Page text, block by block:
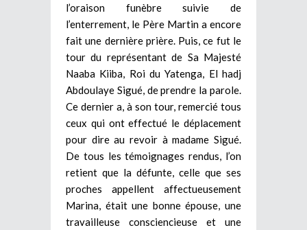
l’oraison funèbre suivie de
l’enterrement, le Père Martin a encore
fait une dernière prière. Puis, ce fut le
tour du représentant de Sa Majesté
Naaba Kiiba, Roi du Yatenga, El hadj
Abdoulaye Sigué, de prendre la parole.
Ce dernier a, à son tour, remercié tous
ceux qui ont effectué le déplacement
pour dire au revoir à madame Sigué.
De tous les témoignages rendus, l’on
retient que la défunte, celle que ses
proches appellent affectueusement
Marina, était une bonne épouse, une
travailleuse consciencieuse et une